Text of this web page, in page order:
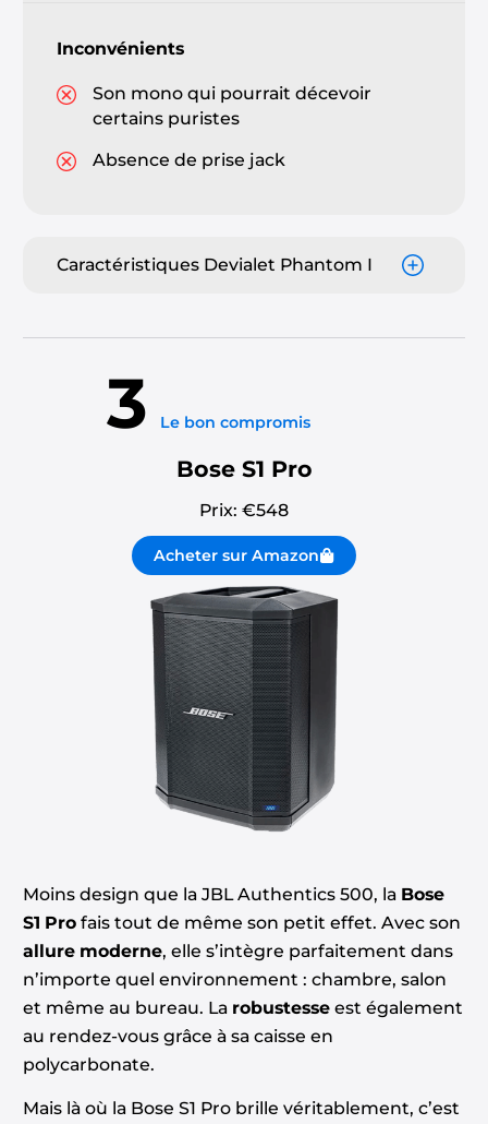
Inconvénients
Son mono qui pourrait décevoir
certains puristes
Absence de prise jack
Caractéristiques Devialet Phantom I
3 Le bon compromis
Bose S1 Pro
Prix: €548
Acheter sur Amazon
Moins design que la JBL Authentics 500, la Bose
S1 Profais tout de même son petit effet. Avec son
allure moderne, elle s’intègre parfaitement dans
n’importe quel environnement : chambre, salon
et même au bureau. La robustesseest également
au rendez-vous grâce à sa caisse en
polycarbonate.
Mais là où la Bose S1 Pro brille véritablement, c’est